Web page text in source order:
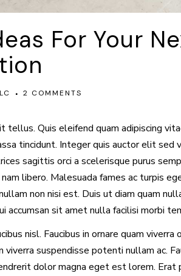
For Your
2 COMMENTS
tellus. Quis eleifend quam adipiscing
tincidunt. Integer quis auctor elit
sagittis orci a scelerisque purus
libero. Malesuada fames ac turpis
non nisi est. Duis ut diam quam
accumsan sit amet nulla facilisi morbi
nisl. Faucibus in ornare quam
suspendisse potenti nullam ac.
dolor magna eget est lorem. Erat